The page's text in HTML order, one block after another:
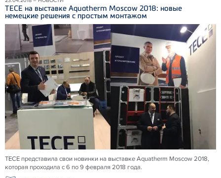
ТЕСЕ на выставке Aquatherm Moscow 2018: новые
немецкие решения с простым монтажом
ТЕСЕ представила свои новинки на выставке Aquatherm Moscow 2018,
которая проходила с 6 по 9 февраля 2018 года.